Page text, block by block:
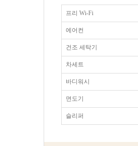
프리 Wi-Fi
에어컨
건조 세탁기
차세트
바디워시
면도기
슬리퍼